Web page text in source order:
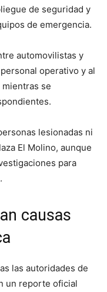
de seguridad y
de emergencia.
automovilistas y
operativo y al
se
lesionadas ni
El Molino, aunque
para
causas
las autoridades de
un reporte oficial